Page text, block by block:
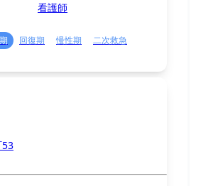
看護師
回復期 慢性期
二次救急
53